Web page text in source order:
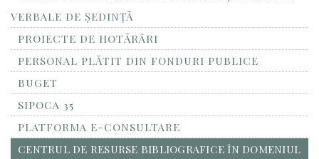
VERBALE DE ȘEDINȚĂ
PROIECTE DE HOTĂRÂRI
PERSONAL PLĂTIT DIN FONDURI PUBLICE
BUGET
SIPOCA 35
PLATFORMA E-CONSULTARE
CENTRUL DE RESURSE BIBLIOGRAFICE ÎN DOMENIUL